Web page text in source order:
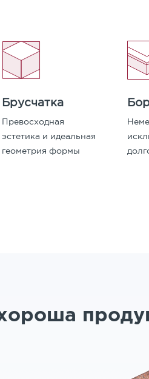
Брусчатка
Превосходная
эстетика и идеальная
геометрия формы